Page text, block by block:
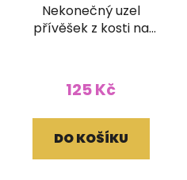
Nekonečný uzel
přívěšek z kosti na
125 Kč
DO KOŠÍKU